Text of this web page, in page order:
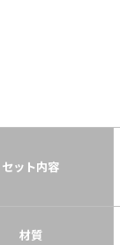
セット内容
材質